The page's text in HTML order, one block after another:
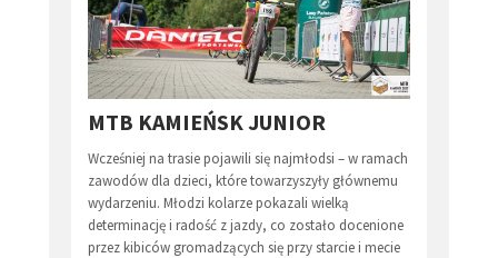
MTB KAMIEŃSK JUNIOR
Wcześniej na trasie pojawili się najmłodsi – w ramach
zawodów dla dzieci, które towarzyszyły głównemu
wydarzeniu. Młodzi kolarze pokazali wielką
determinację i radość z jazdy, co zostało docenione
przez kibiców gromadzących się przy starcie i mecie